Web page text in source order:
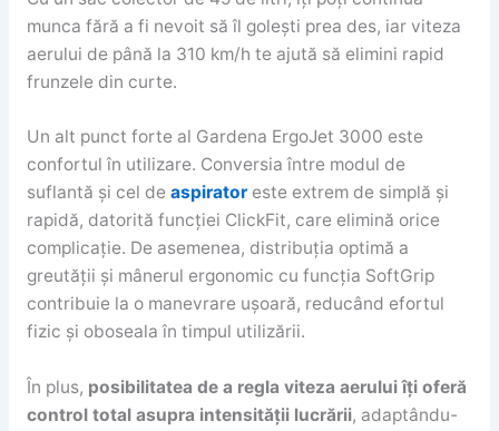
munca fără a fi nevoit să îl golești prea des, iar viteza
aerului de până la 310 km/h te ajută să elimini rapid
frunzele din curte.
Un alt punct forte al Gardena ErgoJet 3000 este
confortul în utilizare. Conversia între modul de
suflantă și cel de aspiratoreste extrem de simplă și
rapidă, datorită funcției ClickFit, care elimină orice
complicație. De asemenea, distribuția optimă a
greutății și mânerul ergonomic cu funcția SoftGrip
contribuie la o manevrare ușoară, reducând efortul
fizic și oboseala în timpul utilizării.
În plus, posibilitatea de a regla viteza aerului îți oferă
control total asupra intensității lucrării, adaptându-